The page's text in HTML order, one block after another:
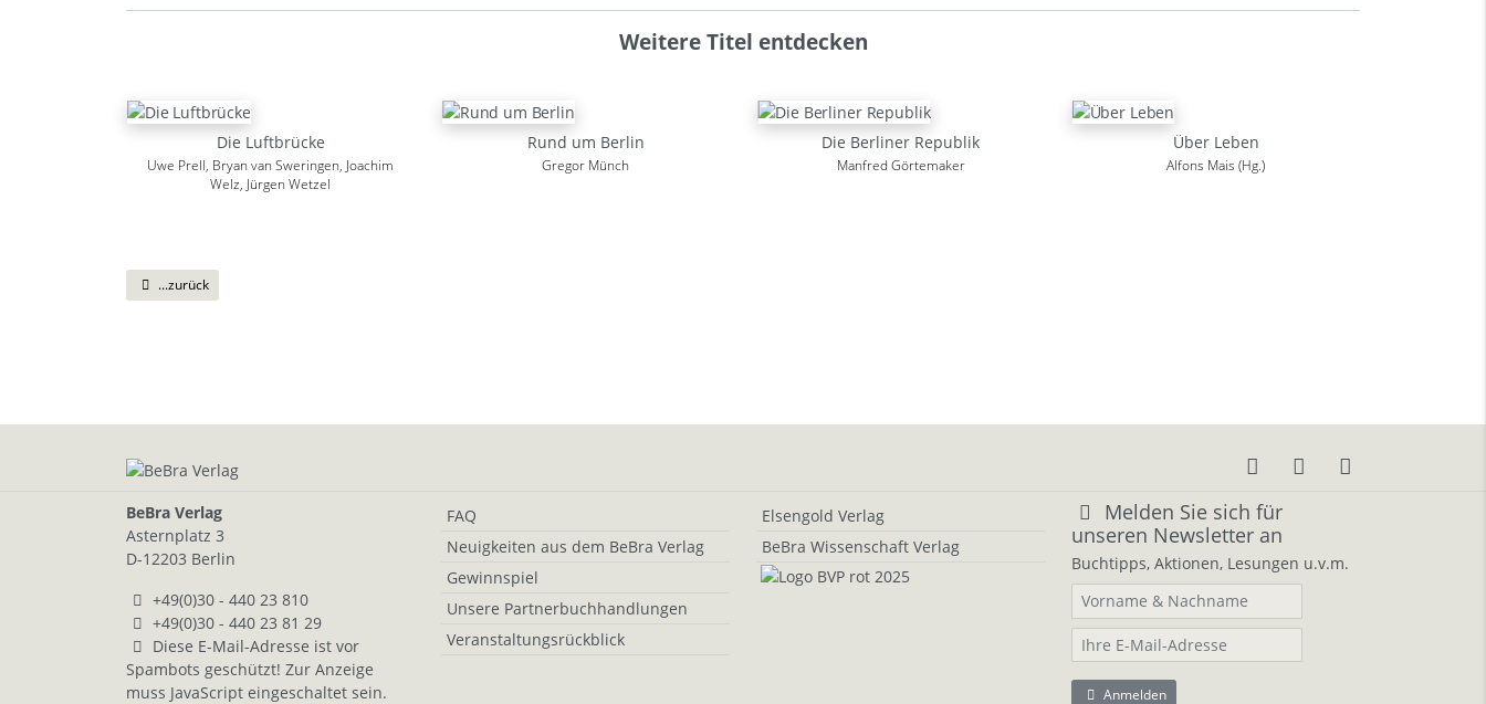
Weitere Titel entdecken
Die Luftbrücke
Uwe Prell, Bryan van Sweringen, Joachim
Welz, Jürgen Wetzel
Rund um Berlin
Gregor Münch
Die Berliner Republik
Manfred Görtemaker
Über Leben
Alfons Mais (Hg.)
...zurück
BeBra Verlag
Asternplatz 3
D-12203 Berlin
+49(0)30 - 440 23 810
+49(0)30 - 440 23 81 29
Diese E-Mail-Adresse ist vor
Spambots geschützt! Zur Anzeige
muss JavaScript eingeschaltet sein.
FAQ
Neuigkeiten aus dem BeBra Verlag
Gewinnspiel
Unsere Partnerbuchhandlungen
Veranstaltungsrückblick
Elsengold Verlag
BeBra Wissenschaft Verlag
Melden Sie sich für
unseren Newsletter an
Buchtipps, Aktionen, Lesungen u.v.m.
Anmelden